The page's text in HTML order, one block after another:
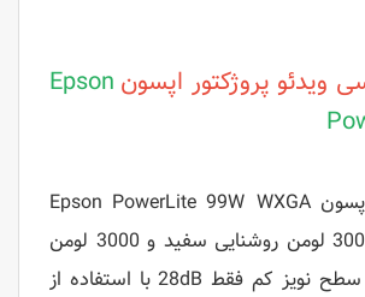
ویدئو پروژکتور اپسون Epson
ویدئو پروژکتور اپسون Epson PowerLite 99W WXGA
3LCD قدرت 3000 لومن روشنایی سفید و 3000 لومن
روشنایی رنگ با سطح نویز کم فقط 28dB با استفاده از